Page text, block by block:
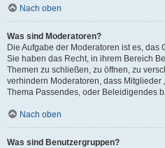
Nach oben
Was sind Moderatoren?
Die Aufgabe der Moderatoren ist es,
Sie haben das Recht, in ihrem Bereich
Themen zu schließen, zu öffnen, zu
verhindern Moderatoren, dass Mitglieder
Thema Passendes, oder Beleidigendes
Nach oben
Was sind Benutzergruppen?